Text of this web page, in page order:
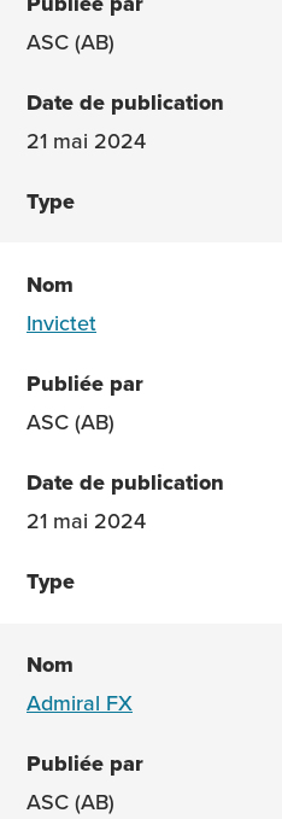
ASC (AB)
21 mai 2024
Invictet
ASC (AB)
21 mai 2024
Admiral FX
ASC (AB)